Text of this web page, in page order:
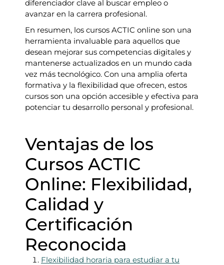
diferenciador clave al buscar empleo o
avanzar en la carrera profesional.
En resumen, los cursos ACTIC online son una
herramienta invaluable para aquellos que
desean mejorar sus competencias digitales y
mantenerse actualizados en un mundo cada
vez más tecnológico. Con una amplia oferta
formativa y la flexibilidad que ofrecen, estos
cursos son una opción accesible y efectiva para
potenciar tu desarrollo personal y profesional.
Ventajas de los
Cursos ACTIC
Online: Flexibilidad,
Calidad y
Certificación
Reconocida
Flexibilidad horaria para estudiar a tu